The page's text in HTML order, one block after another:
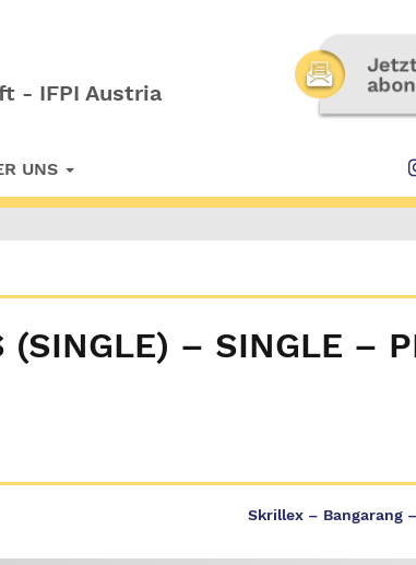
- IFPI Austria
UNS
(SINGLE) – SINGLE –
Skrillex – Bangarang